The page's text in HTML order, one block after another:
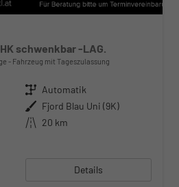
schwenkbar -LAG.
Fahrzeug mit Tageszulassung
Getriebe Automatik
Außenfarbe Fjord Blau Uni (9K)
Kilometerstand 20 km
Details